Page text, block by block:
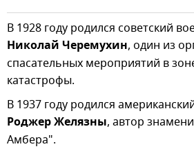
В 1928 году родился советский
Николай Черемухин, один из
спасательных мероприятий в
катастрофы.
В 1937 году родился
Роджер Желязны, автор
Амбера".